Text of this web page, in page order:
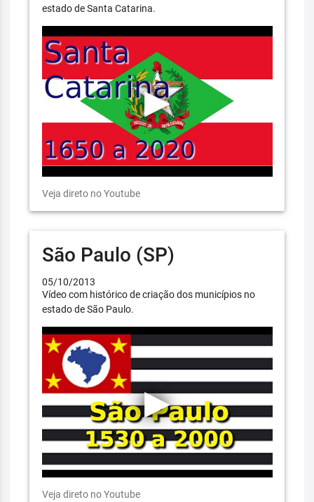
estado de Santa Catarina.
Veja direto no Youtube
São Paulo (SP)
05/10/2013
Vídeo com histórico de criação dos municípios no
estado de São Paulo.
Veja direto no Youtube